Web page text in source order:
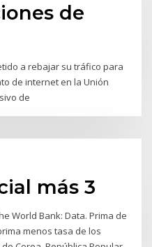
de
a rebajar su tráfico para
de internet en la Unión
de
más 3
World Bank: Data. Prima de
menos tasa de los